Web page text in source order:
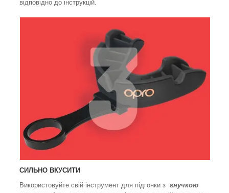
відповідно до інструкцій.
СИЛЬНО ВКУСИТИ
Використовуйте свій інструмент для підгонки з гнучкою